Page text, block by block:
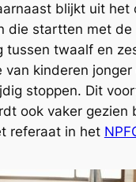
blijkt uit het
die startten met de
tussen twaalf en
van kinderen
stoppen. Dit
ook vaker gezien
referaat in het